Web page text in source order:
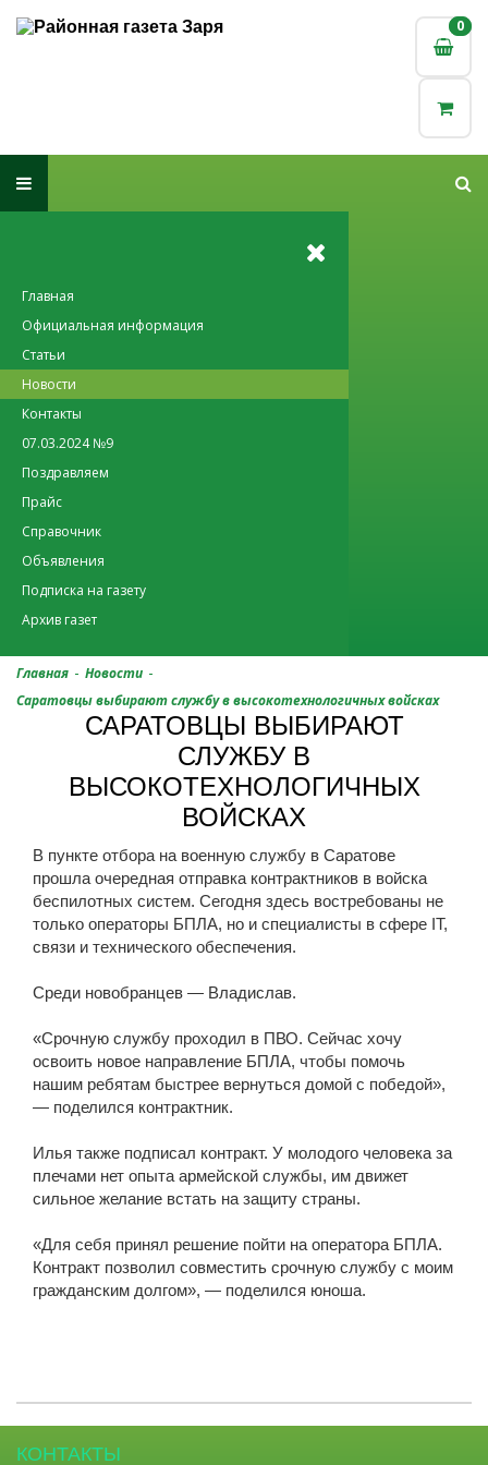
0
0
Главная
Официальная информация
Статьи
Новости
Контакты
07.03.2024 №9
Поздравляем
Прайс
Справочник
Объявления
Подписка на газету
Архив газет
Главная - Новости -
Саратовцы выбирают службу в высокотехнологичных войсках
САРАТОВЦЫ ВЫБИРАЮТ
СЛУЖБУ В
ВЫСОКОТЕХНОЛОГИЧНЫХ
ВОЙСКАХ
В пункте отбора на военную службу в Саратове
прошла очередная отправка контрактников в войска
беспилотных систем. Сегодня здесь востребованы не
только операторы БПЛА, но и специалисты в сфере IT,
связи и технического обеспечения.
Среди новобранцев — Владислав.
«Срочную службу проходил в ПВО. Сейчас хочу
освоить новое направление БПЛА, чтобы помочь
нашим ребятам быстрее вернуться домой с победой»,
— поделился контрактник.
Илья также подписал контракт. У молодого человека за
плечами нет опыта армейской службы, им движет
сильное желание встать на защиту страны.
«Для себя принял решение пойти на оператора БПЛА.
Контракт позволил совместить срочную службу с моим
гражданским долгом», — поделился юноша.
КОНТАКТЫ